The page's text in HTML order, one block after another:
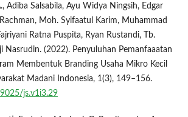
Adiba Salsabila, Ayu Widya Ningsih, Edgar
Rachman, Moh. Syifaatul Karim, Muhammad
Ratna Puspita, Ryan Rustandi, Tb.
Nasrudin. (2022). Penyuluhan Pemanfaaatan
Membentuk Branding Usaha Mikro Kecil
Madani Indonesia, 1(3), 149–156.
js.v1i3.29